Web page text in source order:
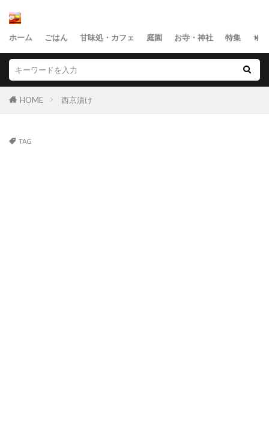
ホーム ごはん 甘味処・カフェ 庭園 お寺・神社 特集 サ
HOME 西京漬け
TAG